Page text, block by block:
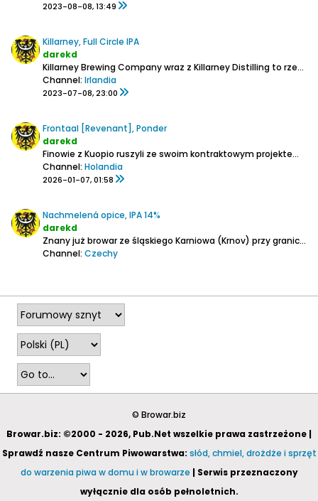
2023-08-08, 13:49
Killarney, Full Circle IPA
darekd
Killarney Brewing Company wraz z Killarney Distilling to rzemieślniczy browar z destylarnią whiskey z Killarney w hrabstwie Kerry.
Channel: Irlandia
2023-07-08, 23:00
Frontaal [Revenant], Ponder
darekd
Finowie z Kuopio ruszyli ze swoim kontraktowym projektem całkiem niedawno bo w 2023 r.
Channel: Holandia
2026-01-07, 01:58
Nachmelená opice, IPA 14%
darekd
Znany już browar ze śląskiego Karniowa (Krnov) przy granicy z Polską. Ostatnimi czasy mocno dała mu się we znaki powódź.
Channel: Czechy
© Browar.biz
Browar.biz: ©2000 - 2026, Pub.Net wszelkie prawa zastrzeżone |
Sprawdź nasze Centrum Piwowarstwa: słód, chmiel, drożdże i sprzęt
do warzenia piwa w domu i w browarze | Serwis przeznaczony
wyłącznie dla osób pełnoletnich.